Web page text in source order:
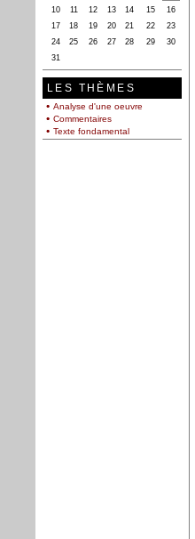
10
11 12 13 14 15
16
17
18 19 20 21 22
23
24
25 26 27 28 29
30
31
LES THÈMES
Analyse d'une oeuvre
Commentaires
Texte fondamental